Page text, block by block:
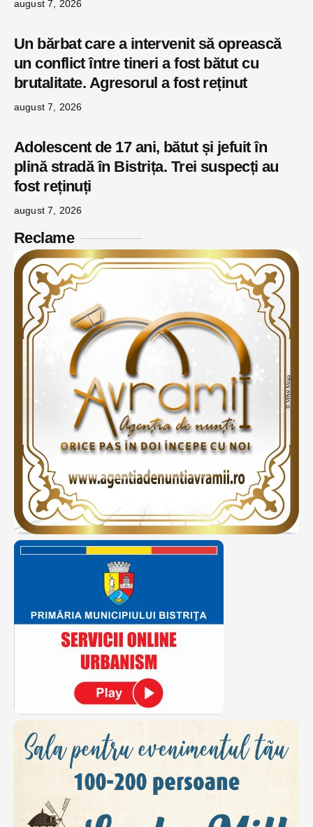
august 7, 2026
Un bărbat care a intervenit să oprească
un conflict între tineri a fost bătut cu
brutalitate. Agresorul a fost reținut
august 7, 2026
Adolescent de 17 ani, bătut și jefuit în
plină stradă în Bistrița. Trei suspecți au
fost reținuți
august 7, 2026
Reclame